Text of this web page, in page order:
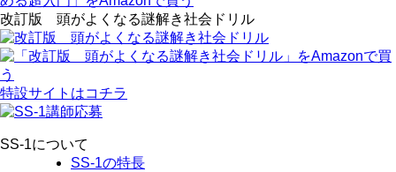
改訂版 頭がよくなる謎解き社会ドリル
特設サイトはコチラ
SS-1について
SS-1の特長